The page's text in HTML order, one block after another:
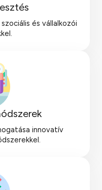
és vállalkozói
innovatív